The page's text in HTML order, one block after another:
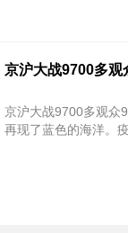
京沪大战9700多观
京沪大战9700多观众
再现了蓝色的海洋。